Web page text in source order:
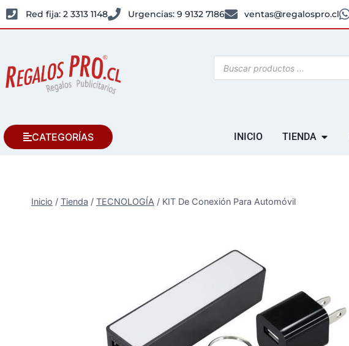
Red fija: 2 3313 1148 Urgencias: 9 9132 7186 ventas@regalospro.cl
CATEGORÍAS INICIO TIENDA
Inicio / Tienda / TECNOLOGÍA / KIT De Conexión Para Automóvil